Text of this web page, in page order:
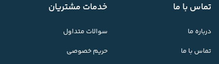
تماس با ما
درباره ما
تماس با ما
خدمات مشتریان
سوالات متداول
حریم خصوصی